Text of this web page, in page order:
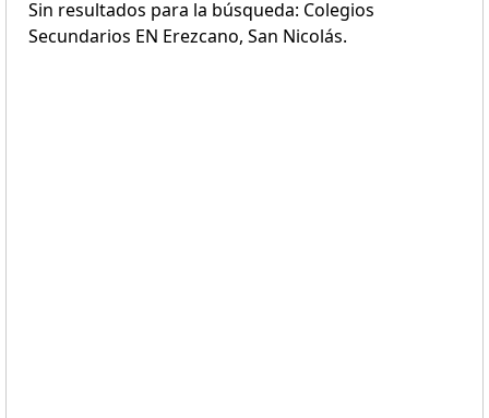
Sin resultados para la búsqueda: Colegios
Secundarios EN Erezcano, San Nicolás.